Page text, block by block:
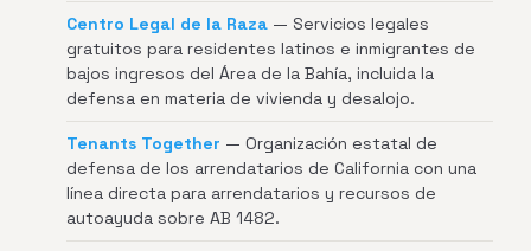
Centro Legal de la Raza — Servicios legales
gratuitos para residentes latinos e inmigrantes de
bajos ingresos del Área de la Bahía, incluida la
defensa en materia de vivienda y desalojo.
Tenants Together — Organización estatal de
defensa de los arrendatarios de California con una
línea directa para arrendatarios y recursos de
autoayuda sobre AB 1482.